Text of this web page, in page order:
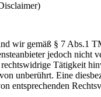
wir gemäß § 7 Abs.1
jedoch nicht
Tätigkeit
unberührt. Eine
entsprechenden